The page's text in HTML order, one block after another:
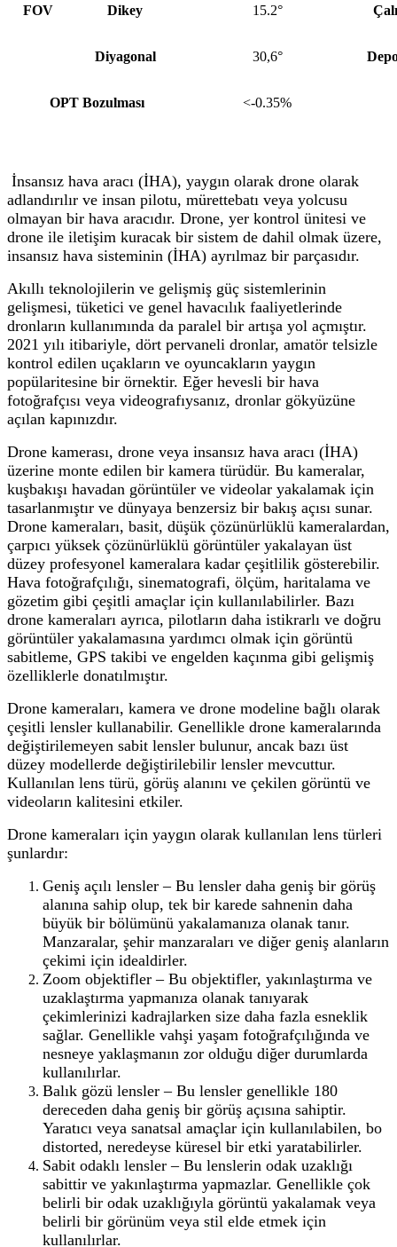
FOV Dikey 15.2°
Diyagonal 30,6°
OPT Bozulması <-0.35%
İnsansız hava aracı (İHA), yaygın olarak drone olarak
adlandırılır ve insan pilotu, mürettebatı veya yolcusu
olmayan bir hava aracıdır. Drone, yer kontrol ünitesi ve
drone ile iletişim kuracak bir sistem de dahil olmak üzere,
insansız hava sisteminin (İHA) ayrılmaz bir parçasıdır.
Akıllı teknolojilerin ve gelişmiş güç sistemlerinin
gelişmesi, tüketici ve genel havacılık faaliyetlerinde
dronların kullanımında da paralel bir artışa yol açmıştır.
2021 yılı itibariyle, dört pervaneli dronlar, amatör telsizle
kontrol edilen uçakların ve oyuncakların yaygın
popülaritesine bir örnektir. Eğer hevesli bir hava
fotoğrafçısı veya videografıysanız, dronlar gökyüzüne
açılan kapınızdır.
Drone kamerası, drone veya insansız hava aracı (İHA)
üzerine monte edilen bir kamera türüdür. Bu kameralar,
kuşbakışı havadan görüntüler ve videolar yakalamak için
tasarlanmıştır ve dünyaya benzersiz bir bakış açısı sunar.
Drone kameraları, basit, düşük çözünürlüklü kameralardan,
çarpıcı yüksek çözünürlüklü görüntüler yakalayan üst
düzey profesyonel kameralara kadar çeşitlilik gösterebilir.
Hava fotoğrafçılığı, sinematografi, ölçüm, haritalama ve
gözetim gibi çeşitli amaçlar için kullanılabilirler. Bazı
drone kameraları ayrıca, pilotların daha istikrarlı ve doğru
görüntüler yakalamasına yardımcı olmak için görüntü
sabitleme, GPS takibi ve engelden kaçınma gibi gelişmiş
özelliklerle donatılmıştır.
Drone kameraları, kamera ve drone modeline bağlı olarak
çeşitli lensler kullanabilir. Genellikle drone kameralarında
değiştirilemeyen sabit lensler bulunur, ancak bazı üst
düzey modellerde değiştirilebilir lensler mevcuttur.
Kullanılan lens türü, görüş alanını ve çekilen görüntü ve
videoların kalitesini etkiler.
Drone kameraları için yaygın olarak kullanılan lens türleri
şunlardır:
Geniş açılı lensler – Bu lensler daha geniş bir görüş
alanına sahip olup, tek bir karede sahnenin daha
büyük bir bölümünü yakalamanıza olanak tanır.
Manzaralar, şehir manzaraları ve diğer geniş alanların
çekimi için idealdirler.
Zoom objektifler – Bu objektifler, yakınlaştırma ve
uzaklaştırma yapmanıza olanak tanıyarak
çekimlerinizi kadrajlarken size daha fazla esneklik
sağlar. Genellikle vahşi yaşam fotoğrafçılığında ve
nesneye yaklaşmanın zor olduğu diğer durumlarda
kullanılırlar.
Balık gözü lensler – Bu lensler genellikle 180
dereceden daha geniş bir görüş açısına sahiptir.
Yaratıcı veya sanatsal amaçlar için kullanılabilen, bo
distorted, neredeyse küresel bir etki yaratabilirler.
Sabit odaklı lensler – Bu lenslerin odak uzaklığı
sabittir ve yakınlaştırma yapmazlar. Genellikle çok
belirli bir odak uzaklığıyla görüntü yakalamak veya
belirli bir görünüm veya stil elde etmek için
kullanılırlar.